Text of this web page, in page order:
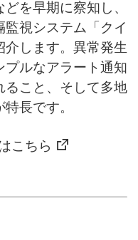
を早期に察知し、
視システム「クイ
介します。異常発生
プルなアラート通知
ること、そして多地
長です。
こちら